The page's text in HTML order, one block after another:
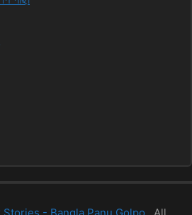
- Bangla Panu Golpo. . All